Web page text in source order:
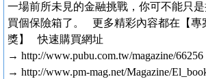
一場前所未見的金融挑戰，你可不能只
買個保險箱了。 更多精彩內容都在【專
獎】 快速購買網址
→ http://www.pubu.com.tw/magazine/
→ http://www.pm-mag.net/Magazine/